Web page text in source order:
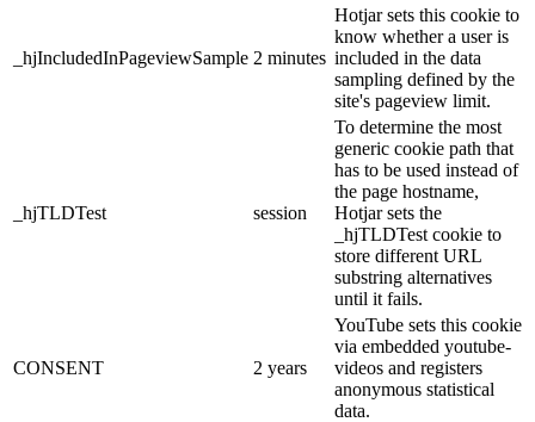
_hjIncludedInPageviewSample 2 minutes
Hotjar sets this cookie to
know whether a user is
included in the data
sampling defined by the
site's pageview limit.
_hjTLDTest session
To determine the most
generic cookie path that
has to be used instead of
the page hostname,
Hotjar sets the
_hjTLDTest cookie to
store different URL
substring alternatives
until it fails.
CONSENT 2 years
YouTube sets this cookie
via embedded youtube-
videos and registers
anonymous statistical
data.